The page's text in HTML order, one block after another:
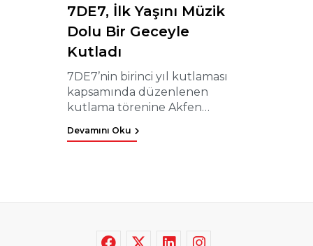
7DE7, İlk Yaşını Müzik
Dolu Bir Geceyle
Kutladı
7DE7’nin birinci yıl kutlaması
kapsamında düzenlenen
kutlama törenine Akfen
Başkanı Hamdi Akın ve
Devamını Oku